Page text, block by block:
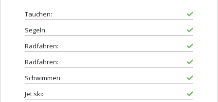
Tauchen:
Segeln:
Radfahren:
Radfahren:
Schwimmen:
Jet ski: